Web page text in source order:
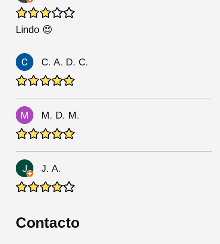
Lindo 😍
C. A. D. C.
M. D. M.
J. A.
Contacto